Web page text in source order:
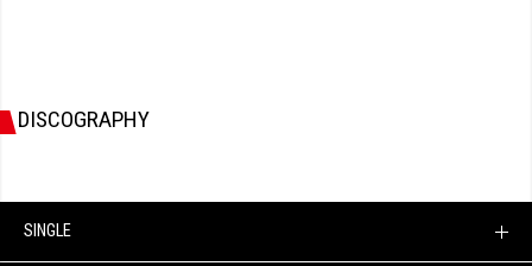
DISCOGRAPHY
SINGLE